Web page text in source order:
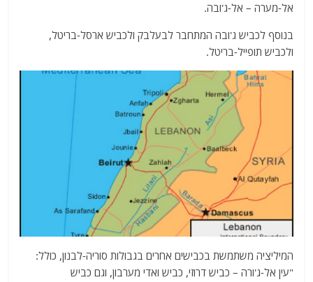
אל-מערה – אל-ג'ובה.
בנוסף לכביש ג'ובה המתחבר לבעלבק ולכביש ארסל-בריטל,
ולכביש תופייל-בריטל.
המיליציה משתמשת בכבישים אחרים בגבולות סוריה-לבנון, כולל:
"עין אל-ג'ורה – כביש דרוזי, כביש ואדי מערבון, וגם כביש